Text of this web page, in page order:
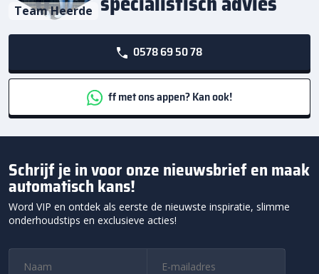
Team Heerde
0578 69 50 78
ff met ons appen? Kan ook!
Schrijf je in voor onze nieuwsbrief en maak
automatisch kans!
Word VIP en ontdek als eerste de nieuwste inspiratie, slimme
onderhoudstips en exclusieve acties!